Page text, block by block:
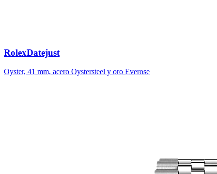
RolexDatejust
Oyster, 41 mm, acero Oystersteel y oro Everose